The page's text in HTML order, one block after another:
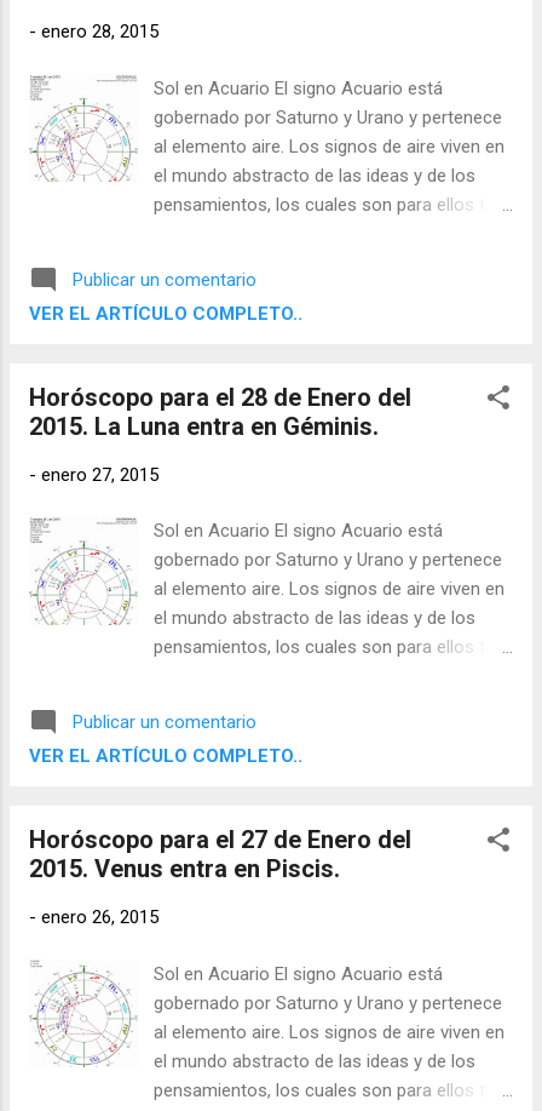
- enero 28, 2015
Sol en Acuario El signo Acuario está
gobernado por Saturno y Urano y pertenece
al elemento aire. Los signos de aire viven en
el mundo abstracto de las ideas y de los
pensamientos, los cuales son para ellos tan
experiencia directa y contemplar, evaluar y
comprender su entorno por medio de sus
Publicar un comentario
VER EL ARTÍCULO COMPLETO..
Horóscopo para el 28 de Enero del
2015. La Luna entra en Géminis.
- enero 27, 2015
Sol en Acuario El signo Acuario está
gobernado por Saturno y Urano y pertenece
al elemento aire. Los signos de aire viven en
el mundo abstracto de las ideas y de los
pensamientos, los cuales son para ellos tan
experiencia directa y contemplar, evaluar y
comprender su entorno por medio de sus
Publicar un comentario
VER EL ARTÍCULO COMPLETO..
Horóscopo para el 27 de Enero del
2015. Venus entra en Piscis.
- enero 26, 2015
Sol en Acuario El signo Acuario está
gobernado por Saturno y Urano y pertenece
al elemento aire. Los signos de aire viven en
el mundo abstracto de las ideas y de los
pensamientos, los cuales son para ellos tan